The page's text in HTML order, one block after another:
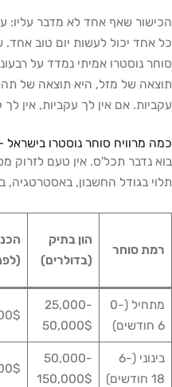
הכישור שאף אחד לא מדבר עליו:
כל אחד יכול לעשות יום טוב
סוחר נוסטרו אמיתי נמדד על
תוצאה של מזל, היא תוצאה של
עקביות. אם אין לך עקביות, אין לך
כמה מרוויח סוחר נוסטרו בישראל
בוא נדבר תכל'ס. אין טעם לזרוק
תלוי בגודל החשבון, באסטרטגיה,
רמת סוחר
הון בתיק
(בדולרים)
מתחיל (0-
6 חודשים)
25,000-
50,000$
בינוני (6-
18 חודשים)
50,000-
150,000$